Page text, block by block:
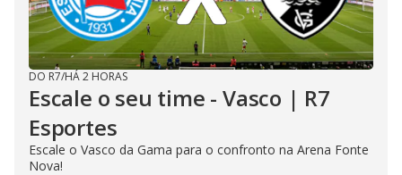
DO R7/HÁ 2 HORAS
Escale o seu time - Vasco | R7
Esportes
Escale o Vasco da Gama para o confronto na Arena Fonte
Nova!